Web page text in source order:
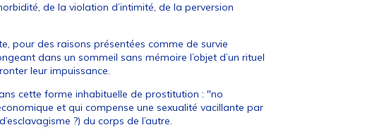
de la violation d’intimité, de la perversion
pour des raisons présentées comme de survie
dans un sommeil sans mémoire l’objet d’un rituel
leur impuissance.
cette forme inhabituelle de prostitution : "no
et qui compense une sexualité vacillante par
?) du corps de l’autre.